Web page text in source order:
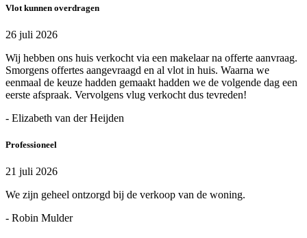
Vlot kunnen overdragen
26 juli 2026
Wij hebben ons huis verkocht via een makelaar na offerte aanvraag.
Smorgens offertes aangevraagd en al vlot in huis. Waarna we
eenmaal de keuze hadden gemaakt hadden we de volgende dag een
eerste afspraak. Vervolgens vlug verkocht dus tevreden!
- Elizabeth van der Heijden
Professioneel
21 juli 2026
We zijn geheel ontzorgd bij de verkoop van de woning.
- Robin Mulder